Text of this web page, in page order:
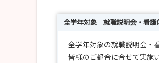
全学年対象 就職説明会・看護
全学年対象の就職説明会・
皆様のご都合に合せて実施